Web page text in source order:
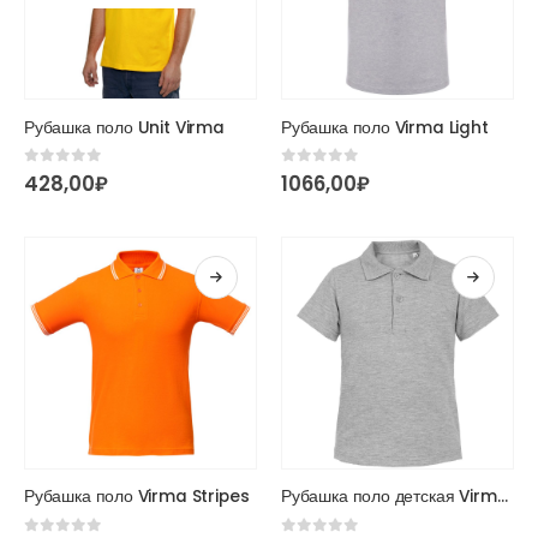
Рубашка поло Unit Virma
0из 5
428,00₽
товар
имеет
несколько
можно
выбрать
странице
Рубашка поло Virma Light
0из 5
1066,00₽
товар
Рубашка поло Virma Stripes
товар
Рубашка поло детская Virma Kids